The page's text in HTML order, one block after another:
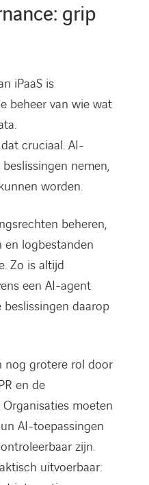
grip
iPaaS is
beheer van wie wat
cruciaal. AI-
nemen,
worden.
beheren,
logbestanden
Zo is altijd
een AI-agent
daarop
nog grotere rol door
en de
moeten
AI-toepassingen
zijn.
uitvoerbaar: